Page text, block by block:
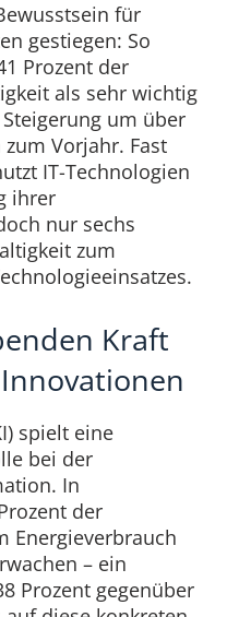
für
gestiegen: So
Prozent der
als sehr wichtig
um über
Vorjahr. Fast
IT-Technologien
ihrer
nur sechs
zum
Kraft
spielt eine
bei der
In
der
Energieverbrauch
– ein
Prozent gegenüber